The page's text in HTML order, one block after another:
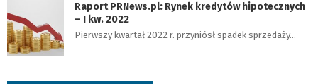
Raport PRNews.pl: Rynek kredytów hipotecznych
– I kw. 2022
Pierwszy kwartał 2022 r. przyniósł spadek sprzedaży…